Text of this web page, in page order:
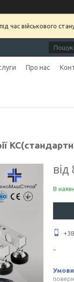
час військового
Про нас
від
В